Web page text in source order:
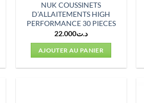
NUK COUSSINETS
D’ALLAITEMENTS HIGH
PERFORMANCE 30 PIECES
د.ت22.000
AJOUTER AU PANIER